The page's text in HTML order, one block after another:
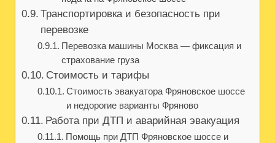
Транспортировка и безопасность при
перевозке
Перевозка машины Москва — фиксация и
страхование груза
Стоимость и тарифы
Стоимость эвакуатора Фряновское шоссе
и недорогие варианты Фряново
Работа при ДТП и аварийная эвакуация
Помощь при ДТП Фряновское шоссе и